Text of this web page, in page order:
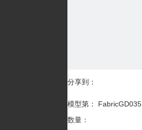
分享到：
模型第： FabricGD035
数量：